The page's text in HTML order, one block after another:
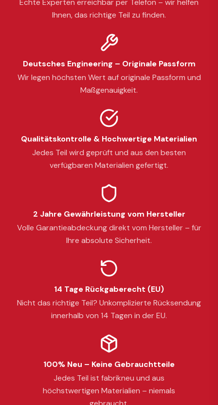
Echte Experten erreichbar per Telefon – wir helfen
Ihnen, das richtige Teil zu finden.
Deutsches Engineering – Originale Passform
Wir legen höchsten Wert auf originale Passform und
Maßgenauigkeit.
Qualitätskontrolle & Hochwertige Materialien
Jedes Teil wird geprüft und aus den besten
verfügbaren Materialien gefertigt.
2 Jahre Gewährleistung vom Hersteller
Volle Garantieabdeckung direkt vom Hersteller – für
Ihre absolute Sicherheit.
14 Tage Rückgaberecht (EU)
Nicht das richtige Teil? Unkomplizierte Rücksendung
innerhalb von 14 Tagen in der EU.
100% Neu – Keine Gebrauchtteile
Jedes Teil ist fabrikneu und aus
höchstwertigen Materialien – niemals